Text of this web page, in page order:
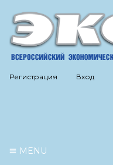
Регистрация Вход
MENU